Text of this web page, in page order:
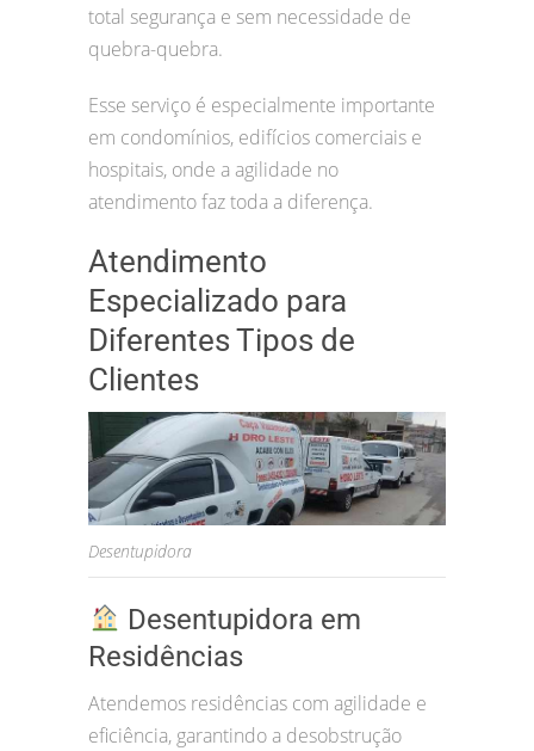
total segurança e sem necessidade de
quebra-quebra.
Esse serviço é especialmente importante
em condomínios, edifícios comerciais e
hospitais, onde a agilidade no
atendimento faz toda a diferença.
Atendimento
Especializado para
Diferentes Tipos de
Clientes
Desentupidora
Desentupidora em
Residências
Atendemos residências com agilidade e
eficiência, garantindo a desobstrução